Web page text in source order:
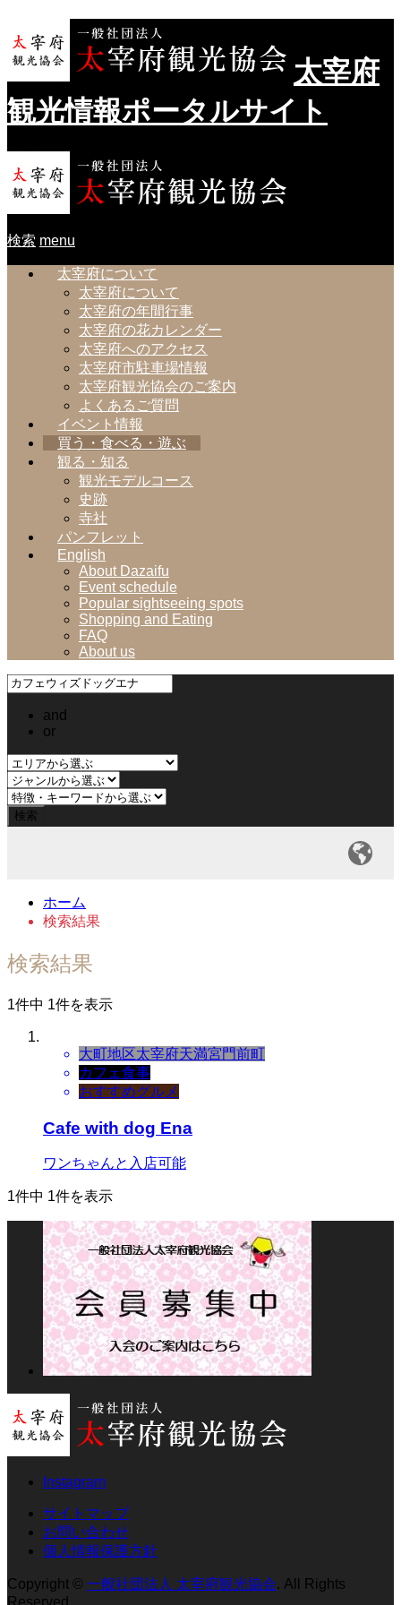
太宰府
観光情報ポータルサイト
検索 menu
太宰府について
太宰府について
太宰府の年間行事
太宰府の花カレンダー
太宰府へのアクセス
太宰府市駐車場情報
太宰府観光協会のご案内
よくあるご質問
イベント情報
買う・食べる・遊ぶ
観る・知る
観光モデルコース
史跡
寺社
パンフレット
English
About Dazaifu
Event schedule
Popular sightseeing spots
Shopping and Eating
FAQ
About us
and
or
ホーム
検索結果
検索結果
1件中 1件を表示
大町地区太宰府天満宮門前町
カフェ食事
おすすめグルメ
Cafe with dog Ena
ワンちゃんと入店可能
1件中 1件を表示
Instagram
サイトマップ
お問い合わせ
個人情報保護方針
Copyright © 一般社団法人 太宰府観光協会. All Rights